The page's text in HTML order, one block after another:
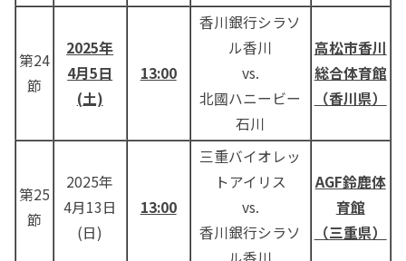
第24
節
2025年
4月5日
(土)
13:00
香川銀行シラソ
ル香川
vs.
北國ハニービー
石川
高松市香川
総合体育館
（香川県）
第25
節
2025年
4月13日
(日)
13:00
三重バイオレッ
トアイリス
vs.
香川銀行シラソ
AGF鈴鹿体
育館
（三重県）